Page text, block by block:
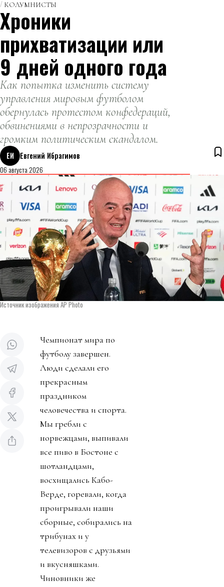
КОЛУМНИСТЫ
Хроники
прихватизации или
9 дней одного года
Как попытка изменить систему
управления мировым футболом
обернулась протестом конфедераций,
обвинениями в непрозрачности и
громким политическим скандалом.
ЕИ
Евгений Ибрагимов
06 августа 2026
Источник изображения AP Photo
Чемпионат мира по
футболу завершен.
Люди сделали его
прекрасным
праздником
человечества и спорта.
Мы гребли с
норвежцами, выпивали
все пиво в Бостоне с
шотландцами,
восхищались Кабо-
Верде, горевали, когда
проигрывали наши
сборные, собирались на
трибунах и у
телевизоров с друзьями
и вкусняшками.
Чиновники же